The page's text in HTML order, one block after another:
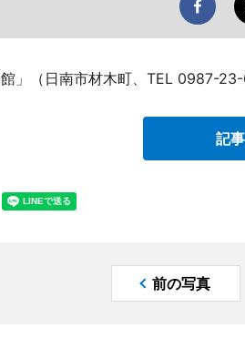
」（日南市材木町、TEL 0987-
記
前の写真